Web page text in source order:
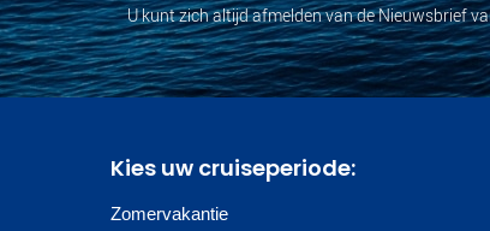
U kunt zich altijd afmelden van de Nieuwsbrief
Kies uw cruiseperiode:
Zomervakantie